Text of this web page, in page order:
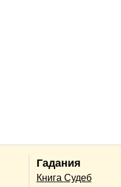
Гадания
Книга Судеб